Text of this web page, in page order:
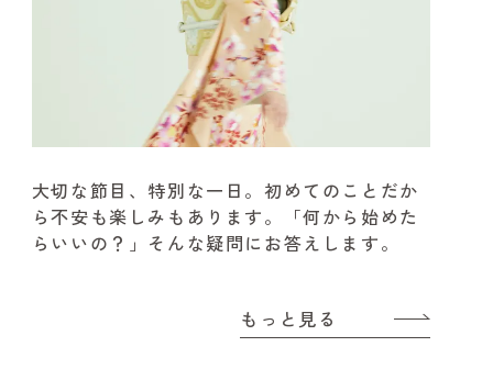
大切な節目、特別な一日。初めてのことだか
ら不安も楽しみもあります。
「何から始めた
らいいの？」そんな疑問にお答えします。
もっと見る